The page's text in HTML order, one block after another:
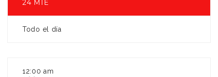
24 MIÉ
Todo el día
12:00 am